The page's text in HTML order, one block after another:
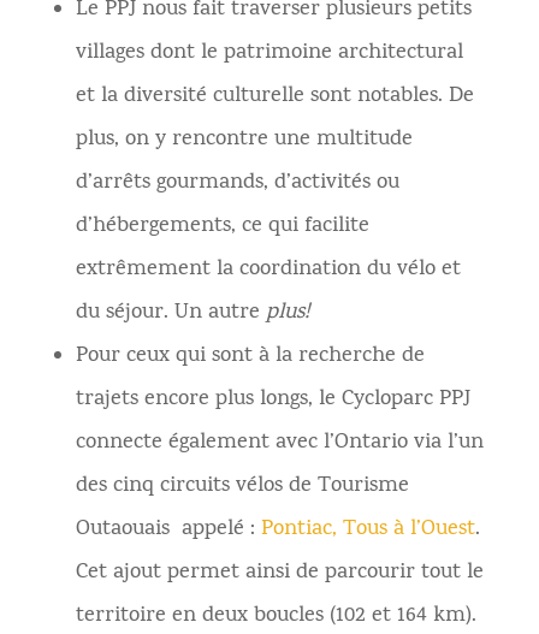
Le PPJ nous fait traverser plusieurs petits
villages dont le patrimoine architectural
et la diversité culturelle sont notables. De
plus, on y rencontre une multitude
d’arrêts gourmands, d’activités ou
d’hébergements, ce qui facilite
extrêmement la coordination du vélo et
du séjour. Un autreplus!
Pour ceux qui sont à la recherche de
trajets encore plus longs, le Cycloparc PPJ
connecte également avec l’Ontario via l’un
des cinq circuits vélos de Tourisme
Outaouais appelé : Pontiac, Tous à l’Ouest.
Cet ajout permet ainsi de parcourir tout le
territoire en deux boucles (102 et 164 km).